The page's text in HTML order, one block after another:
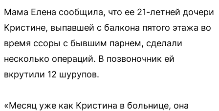
Мама Елена сообщила, что ее 21-летней дочери
Кристине, выпавшей с балкона пятого этажа во
время ссоры с бывшим парнем, сделали
несколько операций. В позвоночник ей
вкрутили 12 шурупов.
«Месяц уже как Кристина в больнице, она